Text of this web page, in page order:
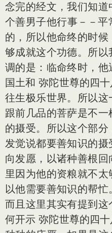
念完的经文，我们知
个善男子他行事－－
的，所以他命终的时
够成就这个功德。所
调的是：临命终时，
国土和 弥陀世尊的四
往生极乐世界。所以
跟前几品的菩萨是不
的摄受。所以这个部
发觉说都要善知识的
向发愿，以诸种善根
里因为他的资粮就不
以他需要善知识的帮忙
而且这里其实有提到
何开示 弥陀世尊的四